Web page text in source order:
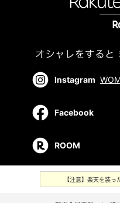
Instagram
Facebook
ROOM
【注意】楽天を装